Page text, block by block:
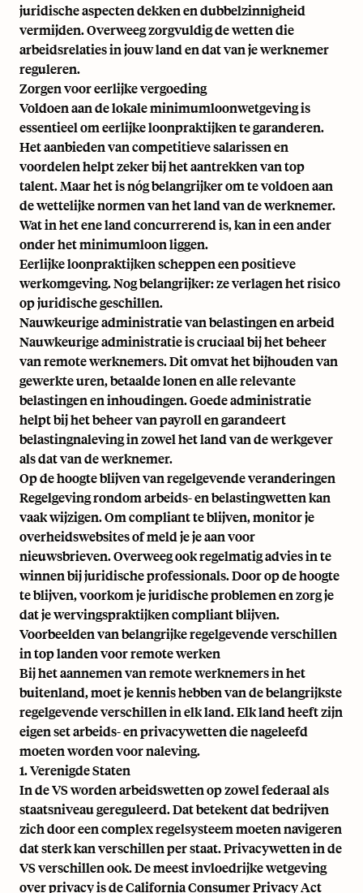
juridische aspecten dekken en dubbelzinnigheid
vermijden. Overweeg zorgvuldig de wetten die
arbeidsrelaties in jouw land en dat van je werknemer
reguleren.
Zorgen voor eerlijke vergoeding
Voldoen aan de lokale minimumloonwetgeving is
essentieel om eerlijke loonpraktijken te garanderen.
Het aanbieden van competitieve salarissen en
voordelen helpt zeker bij het aantrekken van top
talent. Maar het is nóg belangrijker om te voldoen aan
de wettelijke normen van het land van de werknemer.
Wat in het ene land concurrerend is, kan in een ander
onder het minimumloon liggen.
Eerlijke loonpraktijken scheppen een positieve
werkomgeving. Nog belangrijker: ze verlagen het risico
op juridische geschillen.
Nauwkeurige administratie van belastingen en arbeid
Nauwkeurige administratie is cruciaal bij het beheer
van remote werknemers. Dit omvat het bijhouden van
gewerkte uren, betaalde lonen en alle relevante
belastingen en inhoudingen. Goede administratie
helpt bij het beheer van payroll en garandeert
belastingnaleving in zowel het land van de werkgever
als dat van de werknemer.
Op de hoogte blijven van regelgevende veranderingen
Regelgeving rondom arbeids- en belastingwetten kan
vaak wijzigen. Om compliant te blijven, monitor je
overheidswebsites of meld je je aan voor
nieuwsbrieven. Overweeg ook regelmatig advies in te
winnen bij juridische professionals. Door op de hoogte
te blijven, voorkom je juridische problemen en zorg je
dat je wervingspraktijken compliant blijven.
Voorbeelden van belangrijke regelgevende verschillen
in top landen voor remote werken
Bij het aannemen van remote werknemers in het
buitenland, moet je kennis hebben van de belangrijkste
regelgevende verschillen in elk land. Elk land heeft zijn
eigen set arbeids- en privacywetten die nageleefd
moeten worden voor naleving.
1. Verenigde Staten
In de VS worden arbeidswetten op zowel federaal als
staatsniveau gereguleerd. Dat betekent dat bedrijven
zich door een complex regelsysteem moeten navigeren
dat sterk kan verschillen per staat. Privacywetten in de
VS verschillen ook. De meest invloedrijke wetgeving
over privacy is deCalifornia Consumer Privacy Act